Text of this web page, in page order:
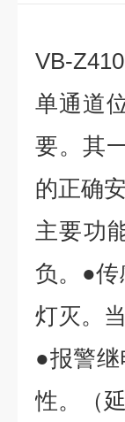
VB-
单通道
要。其
的正确
主要功
负。●传
灯灭。
●报警
性。（